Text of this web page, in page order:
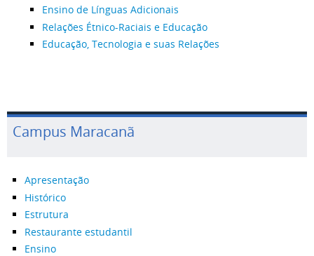
Ensino de Línguas Adicionais
Relações Étnico-Raciais e Educação
Educação, Tecnologia e suas Relações
Campus Maracanã
Apresentação
Histórico
Estrutura
Restaurante estudantil
Ensino